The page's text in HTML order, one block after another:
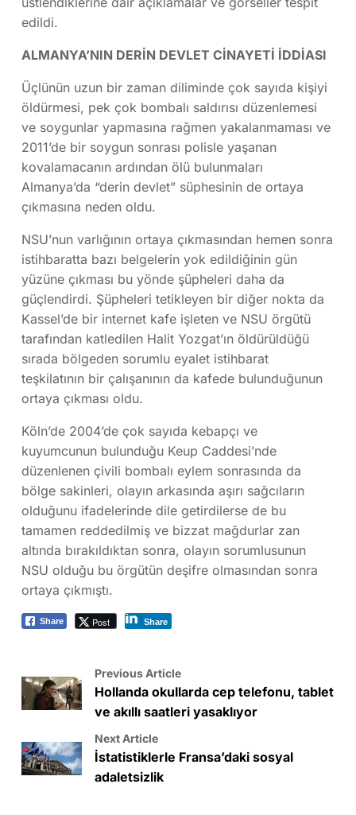
edildi.
ALMANYA’NIN DERİN DEVLET CİNAYETİ İDDİASI
Üçlünün uzun bir zaman diliminde çok sayıda kişiyi
öldürmesi, pek çok bombalı saldırısı düzenlemesi
ve soygunlar yapmasına rağmen yakalanmaması ve
2011’de bir soygun sonrası polisle yaşanan
kovalamacanın ardından ölü bulunmaları
Almanya’da “derin devlet” süphesinin de ortaya
çıkmasına neden oldu.
NSU’nun varlığının ortaya çıkmasından hemen sonra
istihbaratta bazı belgelerin yok edildiğinin gün
yüzüne çıkması bu yönde şüpheleri daha da
güçlendirdi. Şüpheleri tetikleyen bir diğer nokta da
Kassel’de bir internet kafe işleten ve NSU örgütü
tarafından katledilen Halit Yozgat’ın öldürüldüğü
sırada bölgeden sorumlu eyalet istihbarat
teşkilatının bir çalışanının da kafede bulunduğunun
ortaya çıkması oldu.
Köln’de 2004’de çok sayıda kebapçı ve
kuyumcunun bulunduğu Keup Caddesi’nde
düzenlenen çivili bombalı eylem sonrasında da
bölge sakinleri, olayın arkasında aşırı sağcıların
olduğunu ifadelerinde dile getirdilerse de bu
tamamen reddedilmiş ve bizzat mağdurlar zan
altında bırakıldıktan sonra, olayın sorumlusunun
NSU olduğu bu örgütün deşifre olmasından sonra
ortaya çıkmıştı.
Share Post Share
Previous Article
Hollanda okullarda cep telefonu, tablet
ve akıllı saatleri yasaklıyor
Next Article
İstatistiklerle Fransa’daki sosyal
adaletsizlik